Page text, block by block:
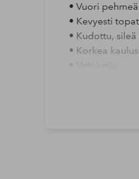
• Vuori
• Kevyesti
• Kudottu,
• Korkea